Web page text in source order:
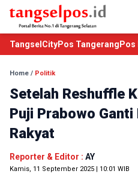
TangselCityPos Tangerang Pos
Home / Politik
Setelah Reshuffle
Puji Prabowo
Rakyat
Reporter & Editor : AY
Kamis, 11 September 2025 | 10:01 WIB